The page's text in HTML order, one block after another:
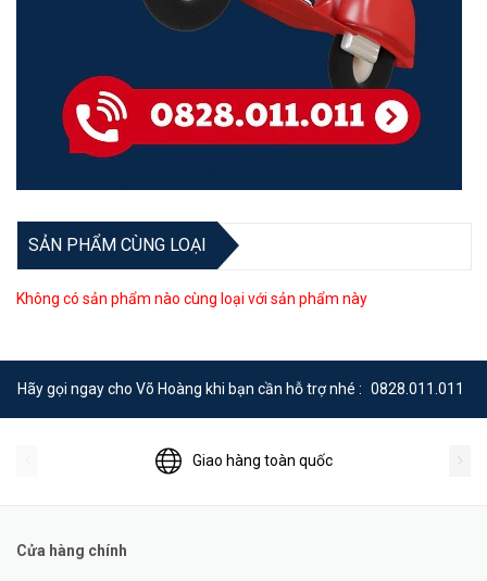
SẢN PHẨM CÙNG LOẠI
Không có sản phẩm nào cùng loại với sản phẩm này
Hãy gọi ngay cho Võ Hoàng khi bạn cần hỗ trợ nhé : 0828.011.011
Giao hàng toàn quốc
Cửa hàng chính